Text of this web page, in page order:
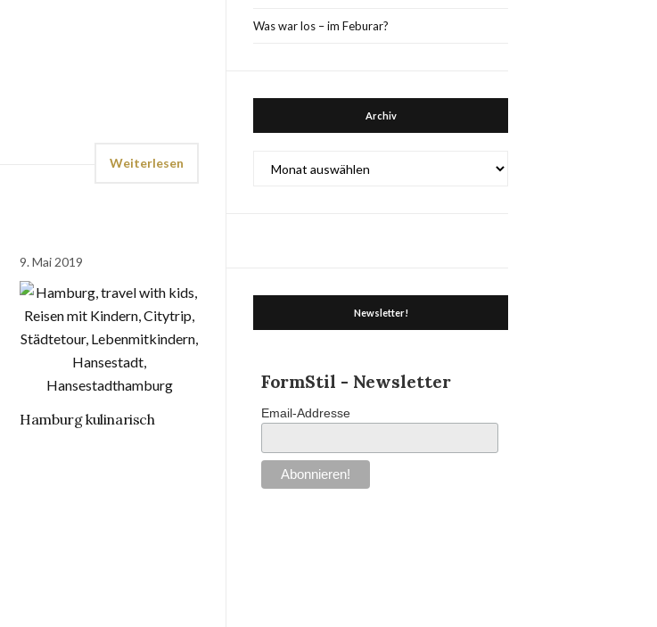
Weiterlesen
9. Mai 2019
Hamburg kulinarisch
Was war los – im Feburar?
Archiv
Newsletter!
FormStil - Newsletter
Email-Addresse